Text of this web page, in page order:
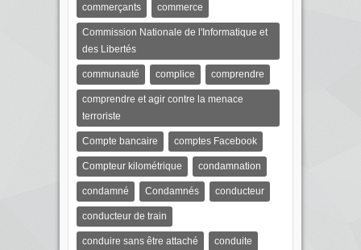
commerçants commerce
Commission Nationale de l'Informatique et
des Libertés
communauté complice comprendre
comprendre et agir contre la menace
terroriste
Compte bancaire comptes Facebook
Compteur kilométrique condamnation
condamné Condamnés conducteur
conducteur de train
conduire sans être attaché conduite